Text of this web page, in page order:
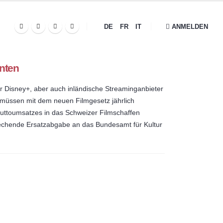
DE FR IT ANMELDEN
aber auch inländische Streaminganbieter
mit dem neuen Filmgesetz jährlich
in das Schweizer Filmschaffen
Ersatzabgabe an das Bundesamt für Kultur